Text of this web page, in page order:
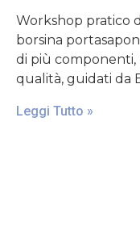
Workshop pratico
borsina
di più componenti,
qualità, guidati da
Leggi Tutto »